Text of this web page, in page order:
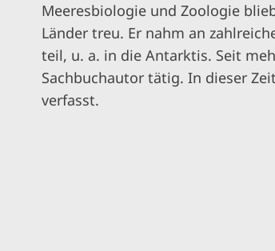
Meeresbiologie und Zoologie
Länder treu. Er nahm an
teil, u. a. in die Antarktis. Seit
Sachbuchautor tätig. In dieser
verfasst.